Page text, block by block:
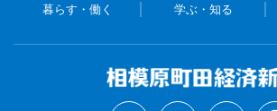
暮らす・働く 学ぶ・知る